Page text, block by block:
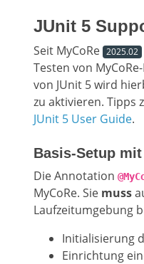
JUnit 5
Seit MyCoRe 2025.02
Testen von
von JUnit 5 wird
zu aktivieren. Tipps
JUnit 5 User Guide.
Basis-Setup mit
Die Annotation
MyCoRe. Sie muss
Laufzeitumgebung
Initialisierung
Einrichtung